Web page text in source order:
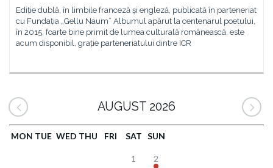
Ediție dublă, în limbile franceză și engleză, publicată în parteneriat
cu Fundația „Gellu Naum” Albumul apărut la centenarul poetului,
în 2015, foarte bine primit de lumea culturală românească, este
acum disponibil, grație parteneriatului dintre ICR
AUGUST 2026
MON TUE WED THU FRI SAT SUN
1 2